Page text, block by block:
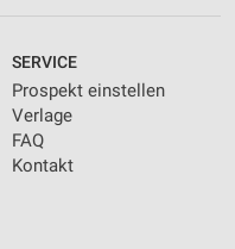
SERVICE
Prospekt einstellen
Verlage
FAQ
Kontakt